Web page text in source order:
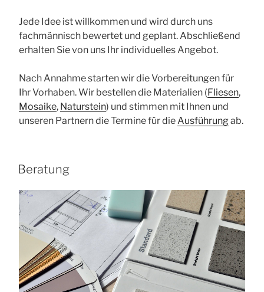
Jede Idee ist willkommen und wird durch uns
fachmännisch bewertet und geplant. Abschließend
erhalten Sie von uns Ihr individuelles Angebot.
Nach Annahme starten wir die Vorbereitungen für
Ihr Vorhaben. Wir bestellen die Materialien (Fliesen,
Mosaike, Naturstein) und stimmen mit Ihnen und
unseren Partnern die Termine für dieAusführungab.
Beratung